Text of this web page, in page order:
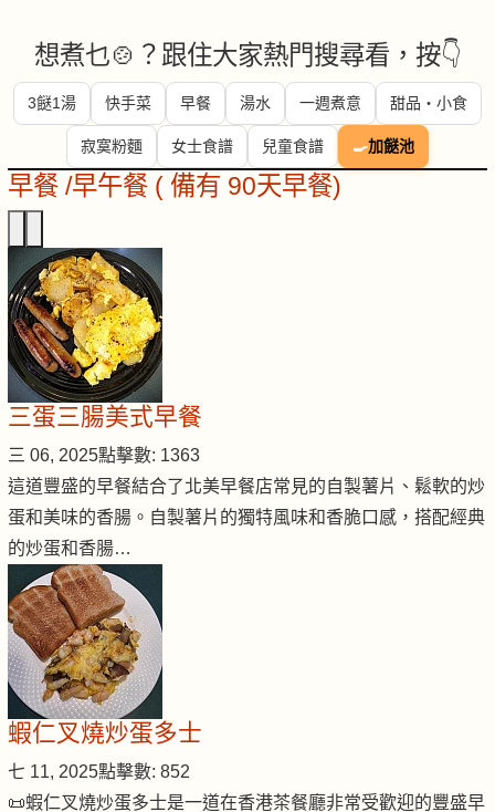
想煮乜🍲？跟住大家熱門搜尋看，按👇
3餸1湯 快手菜 早餐 湯水 一週煮意 甜品・小食
寂寞粉麵 女士食譜 兒童食譜 🍳加餸池
早餐 /早午餐 ( 備有 90天早餐)
三蛋三腸美式早餐
三 06, 2025點擊數: 1363
這道豐盛的早餐結合了北美早餐店常見的自製薯片、鬆軟的炒
蛋和美味的香腸。自製薯片的獨特風味和香脆口感，搭配經典
的炒蛋和香腸…
蝦仁叉燒炒蛋多士
七 11, 2025點擊數: 852
📜蝦仁叉燒炒蛋多士是一道在香港茶餐廳非常受歡迎的豐盛早